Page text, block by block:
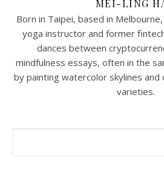
MEI-LING
Born in Taipei, based in
yoga instructor and former
dances between
mindfulness essays, often in the
by painting watercolor skylines and
varieties.